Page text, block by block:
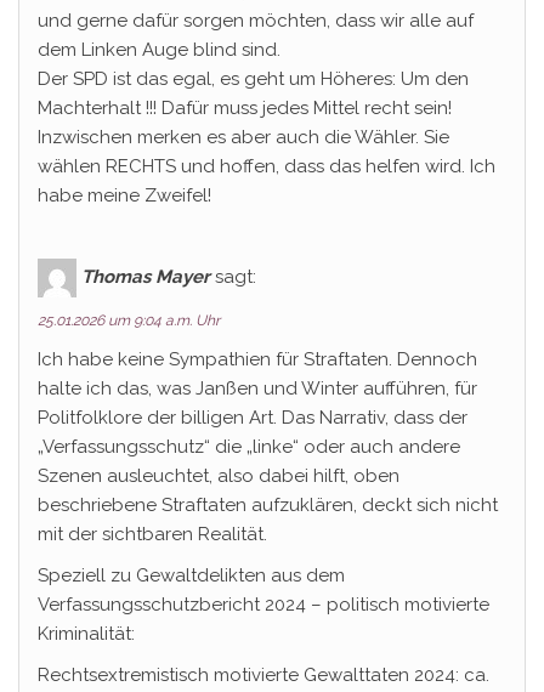
und gerne dafür sorgen möchten, dass wir alle auf
dem Linken Auge blind sind.
Der SPD ist das egal, es geht um Höheres: Um den
Machterhalt !!! Dafür muss jedes Mittel recht sein!
Inzwischen merken es aber auch die Wähler. Sie
wählen RECHTS und hoffen, dass das helfen wird. Ich
habe meine Zweifel!
Thomas Mayer sagt:
25.01.2026 um 9:04 a.m. Uhr
Ich habe keine Sympathien für Straftaten. Dennoch
halte ich das, was Janßen und Winter aufführen, für
Politfolklore der billigen Art. Das Narrativ, dass der
„Verfassungsschutz“ die „linke“ oder auch andere
Szenen ausleuchtet, also dabei hilft, oben
beschriebene Straftaten aufzuklären, deckt sich nicht
mit der sichtbaren Realität.
Speziell zu Gewaltdelikten aus dem
Verfassungsschutzbericht 2024 – politisch motivierte
Kriminalität:
Rechtsextremistisch motivierte Gewalttaten 2024: ca.